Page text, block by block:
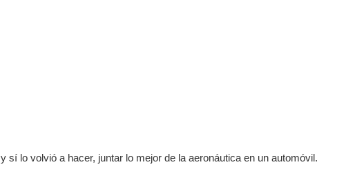
y sí lo volvió a hacer, juntar lo mejor de la aeronáutica en un automóvil.